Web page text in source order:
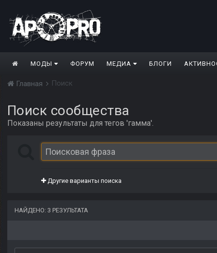
МОДЫ ФОРУМ МЕДИА БЛОГИ
Главная Поиск
Поиск сообщества
Показаны результаты для тегов 'гамма'.
Другие варианты поиска
НАЙДЕНО: 3 РЕЗУЛЬТАТА